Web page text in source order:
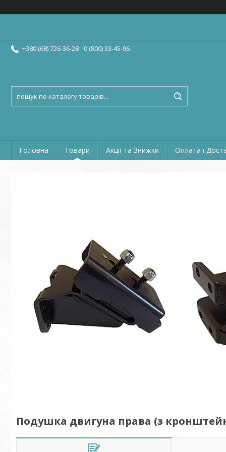
+380 (68) 726-36-28 0 (800) 33-45-96
Головна Товари Акції та Знижки Оплата і
Подушка двигуна права (з